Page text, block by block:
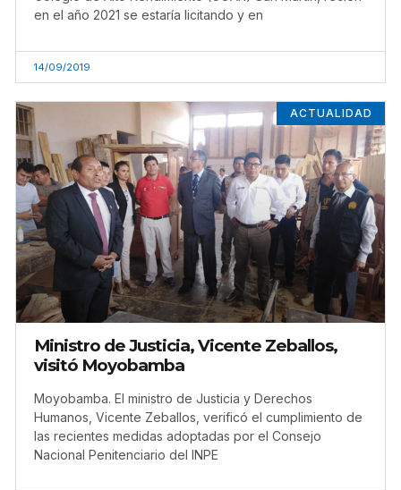
en el año 2021 se estaría licitando y en
14/09/2019
ACTUALIDAD
Ministro de Justicia, Vicente Zeballos,
visitó Moyobamba
Moyobamba. El ministro de Justicia y Derechos
Humanos, Vicente Zeballos, verificó el cumplimiento de
las recientes medidas adoptadas por el Consejo
Nacional Penitenciario del INPE